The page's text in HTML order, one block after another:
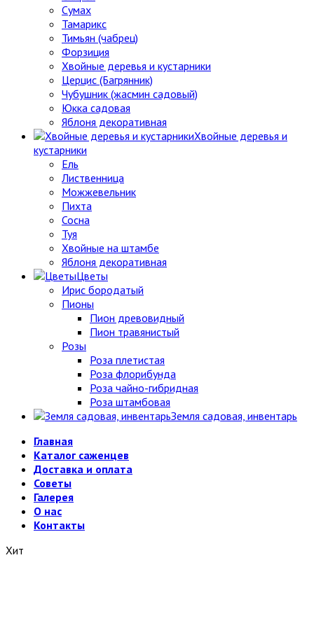
Сумах
Тамарикс
Тимьян (чабрец)
Форзиция
Хвойные деревья и кустарники
Церцис (Багрянник)
Чубушник (жасмин садовый)
Юкка садовая
Яблоня декоративная
Хвойные деревья и
кустарники
Ель
Лиственница
Можжевельник
Пихта
Сосна
Туя
Хвойные на штамбе
Яблоня декоративная
Цветы
Ирис бородатый
Пионы
Пион древовидный
Пион травянистый
Розы
Роза плетистая
Роза флорибунда
Роза чайно-гибридная
Роза штамбовая
Земля садовая, инвентарь
Главная
Каталог саженцев
Доставка и оплата
Советы
Галерея
О нас
Контакты
Хит